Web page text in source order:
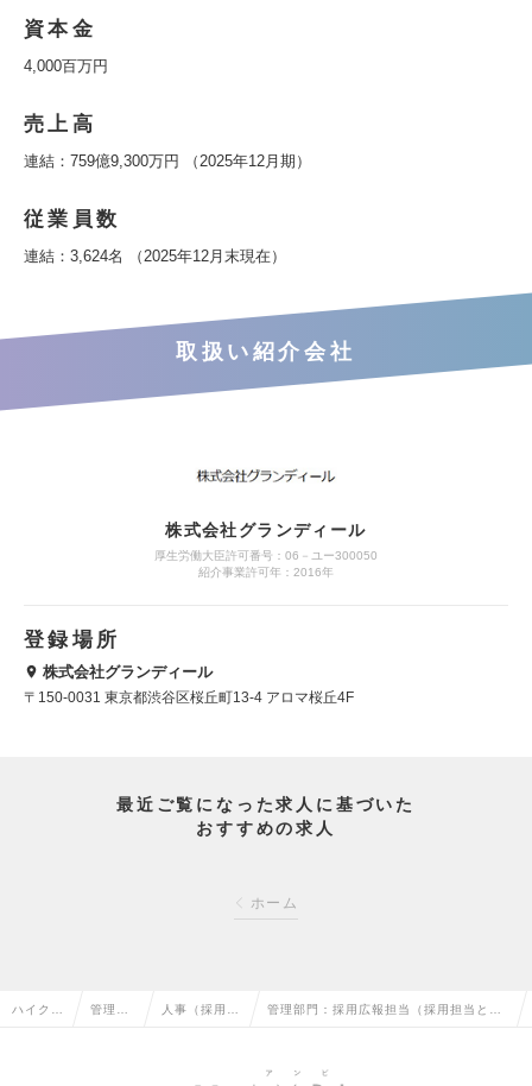
資本金
4,000百万円
売上高
連結：759億9,300万円 （2025年12月期）
従業員数
連結：3,624名 （2025年12月末現在）
取扱い紹介会社
株式会社グランディール
厚生労働大臣許可番号：06－ユー300050
紹介事業許可年：2016年
登録場所
株式会社グランディール
〒150-0031 東京都渋谷区桜丘町13-4 アロマ桜丘4F
最近ご覧になった求人に基づいた
おすすめの求人
ホーム
ハイクラ 管理部 人事（採用・ 管理部門：採用広報担当（採用担当と兼